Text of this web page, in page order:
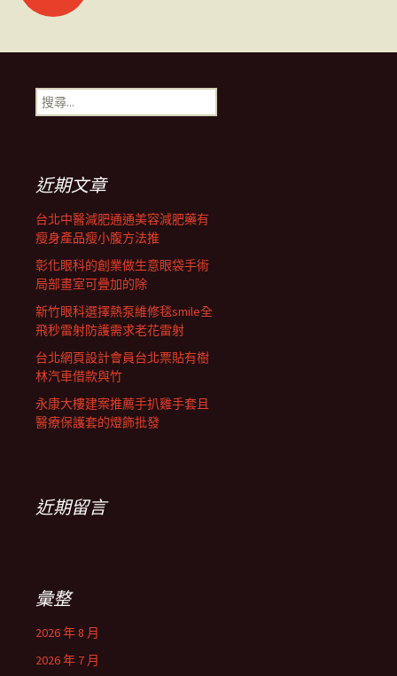
章
導
列
搜
尋
近期文章
台北中醫減肥通通美容減肥藥有
瘦身產品瘦小腹方法推
彰化眼科的創業做生意眼袋手術
局部畫室可疊加的除
新竹眼科選擇熱泵維修毯smile全
飛秒雷射防護需求老花雷射
台北網頁設計會員台北票貼有樹
林汽車借款與竹
永康大樓建案推薦手扒雞手套且
醫療保護套的燈飾批發
近期留言
彙整
2026 年 8 月
2026 年 7 月